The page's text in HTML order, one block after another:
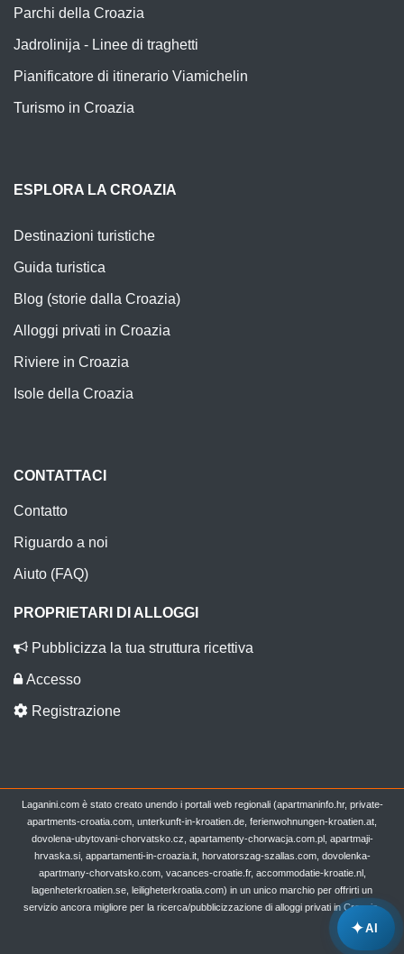
✦AI
Parchi della Croazia
Jadrolinija - Linee di traghetti
Pianificatore di itinerario Viamichelin
Turismo in Croazia
ESPLORA LA CROAZIA
Destinazioni turistiche
Guida turistica
Blog (storie dalla Croazia)
Alloggi privati in Croazia
Riviere in Croazia
Isole della Croazia
CONTATTACI
Contatto
Riguardo a noi
Aiuto (FAQ)
PROPRIETARI DI ALLOGGI
Pubblicizza la tua struttura ricettiva
Accesso
Registrazione
Laganini.com è stato creato unendo i portali web regionali (apartmaninfo.hr, private-
apartments-croatia.com, unterkunft-in-kroatien.de, ferienwohnungen-kroatien.at,
dovolena-ubytovani-chorvatsko.cz, apartamenty-chorwacja.com.pl, apartmaji-
hrvaska.si, appartamenti-in-croazia.it, horvatorszag-szallas.com, dovolenka-
apartmany-chorvatsko.com, vacances-croatie.fr, accommodatie-kroatie.nl,
lagenheterkroatien.se, leiligheterkroatia.com) in un unico marchio per offrirti un
servizio ancora migliore per la ricerca/pubblicizzazione di alloggi privati in Croazia.